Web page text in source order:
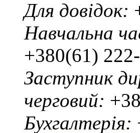
Для довідок:
Навчальна
+380(61)
Заступник
черговий:
Бухгалтерія: